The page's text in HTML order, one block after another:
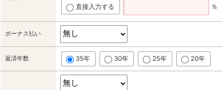
直接入力する ％
ボーナス払い
返済年数 35年 30年 25年 20年